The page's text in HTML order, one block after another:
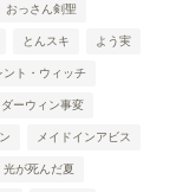
おっさん剣聖
とんスキ よう実
ント・ウィッチ
ダーウィン事変
メイドインアビス
光が死んだ夏